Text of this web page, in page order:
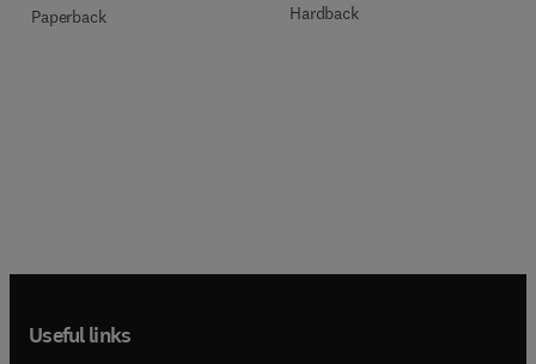
Paperback Hardback
Useful links